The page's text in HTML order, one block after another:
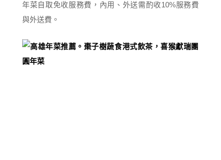
年菜自取免收服務費，內用、外送需酌收10%服務費
與外送費。